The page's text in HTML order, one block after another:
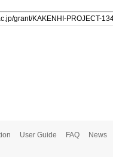
User Guide FAQ News